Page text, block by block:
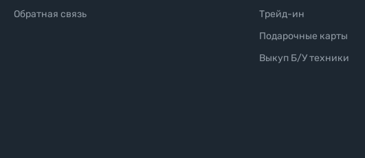
Обратная связь
Трейд-ин
Подарочные карты
Выкуп Б/У техники